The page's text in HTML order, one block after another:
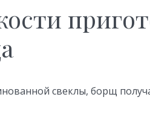
свеклы, борщ